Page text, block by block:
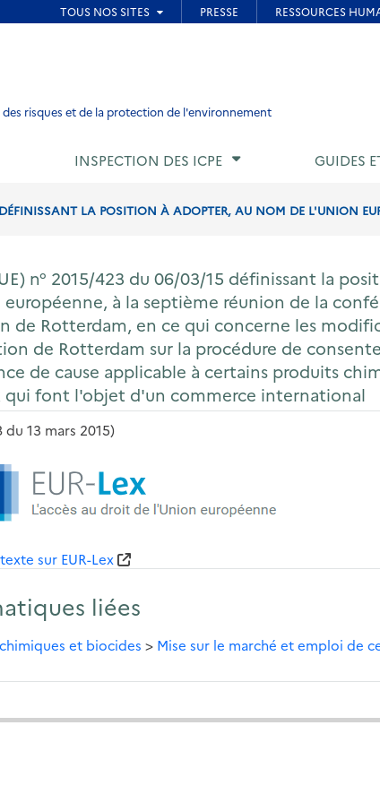
risques et de la protection de l'environnement
INSPECTION DES ICPE GUIDES
LA POSITION À ADOPTER, AU NOM DE L'UNION
n° 2015/423 du 06/03/15 définissant la
à la septième réunion de la
de Rotterdam, en ce qui concerne les
de Rotterdam sur la procédure de
de cause applicable à certains produits
qui font l'objet d'un commerce international
du 13 mars 2015)
sur EUR-Lex
liées
et biocides > Mise sur le marché et emploi de